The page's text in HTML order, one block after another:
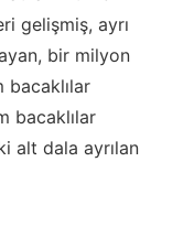
gelişmiş, ayrı
bir milyon
bacaklılar
bacaklılar
alt dala ayrılan